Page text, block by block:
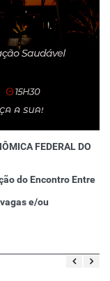
FEDERAL DO
do Encontro Entre
e/ou